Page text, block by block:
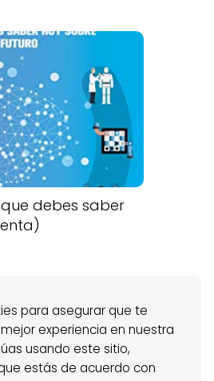
que debes saber
para asegurar que te
experiencia en nuestra
usando este sitio,
estás de acuerdo con